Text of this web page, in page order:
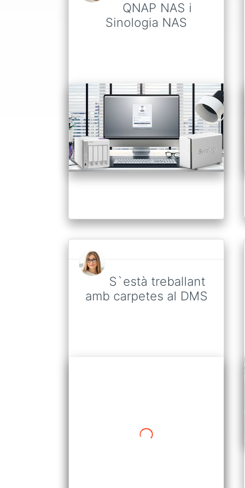
QNAP NAS i
Sinologia NAS
S`està treballant
amb carpetes al DMS